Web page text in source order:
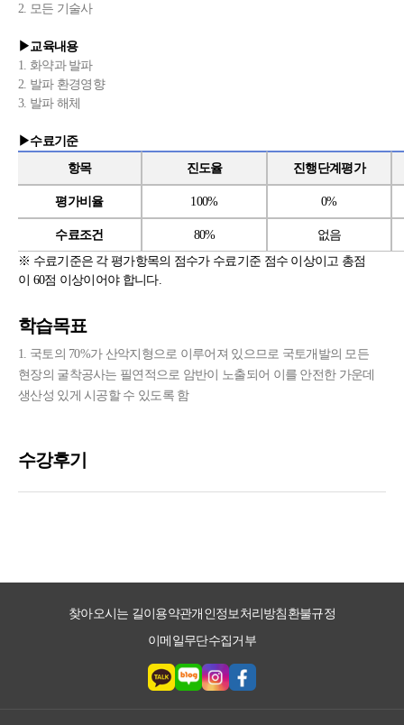
2. 모든 기술사
▶ 교육내용
1. 화약과 발파
2. 발파 환경영향
3. 발파 해체
▶수료기준
항목 진도율 진행단계평가
평가비율 100% 0%
수료조건 80%
없음
※ 수료기준은 각 평가항목의 점수가 수료기준 점수 이상이고 총점
이 60점 이상이어야 합니다.
학습목표
1. 국토의 70%가 산악지형으로 이루어져 있으므로 국토개발의 모든
현장의 굴착공사는 필연적으로 암반이 노출되어 이를 안전한 가운데
생산성 있게 시공할 수 있도록 함
찾아오시는 길이용약관개인정보처리방침 환불규정
이메일무단수집거부